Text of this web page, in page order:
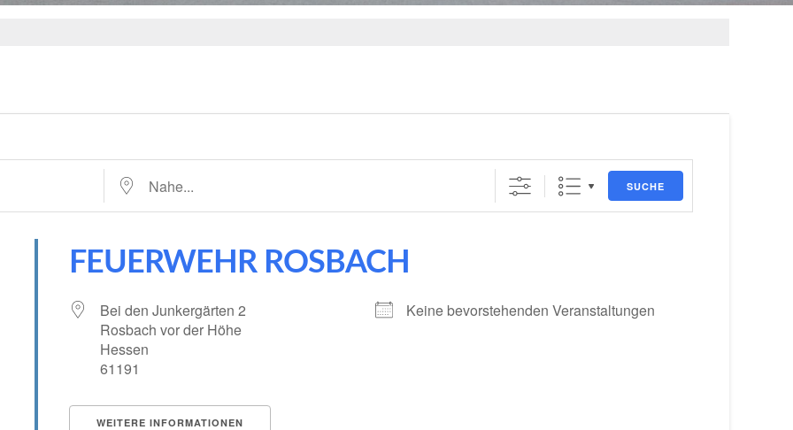
Nahe... SUCHE
FEUERWEHR ROSBACH
Bei den Junkergärten 2
Rosbach vor der Höhe
Hessen
61191
Keine bevorstehenden Veranstaltungen
WEITERE INFORMATIONEN